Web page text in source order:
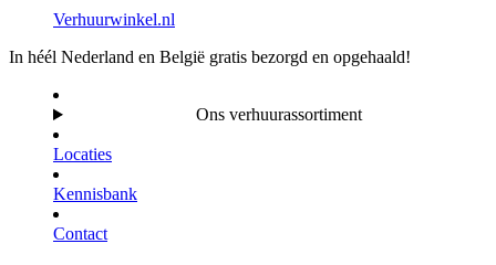
Verhuurwinkel.nl
In héél Nederland en België gratis bezorgd en opgehaald!
Ons verhuurassortiment
Locaties
Kennisbank
Contact